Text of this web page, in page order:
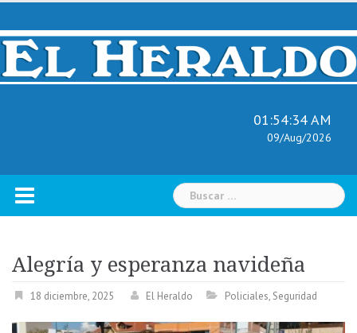
Skip
content
01:54:35 AM
09/Aug/2026
Buscar:
Alegría y esperanza navideña
18 diciembre, 2025 El Heraldo Policiales, Seguridad